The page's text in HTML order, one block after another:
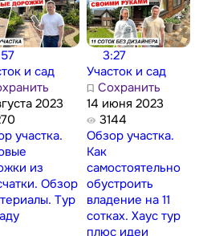
и сад
2023
участка.
из
Обзор
Тур
3:27
Участок и сад
Сохранить
14 июня 2023
3144
Обзор участка.
Как
самостоятельно
обустроить
владение на 11
сотках. Хаус тур
плюс идеи